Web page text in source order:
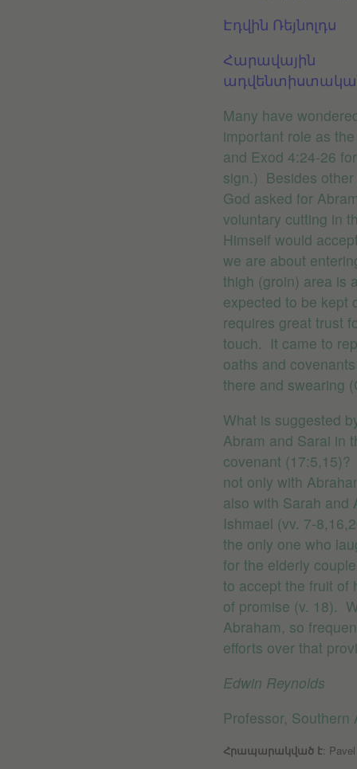
Էդվին Ռեյնոլդս
Հարավային
Many have
important role as
and Exod 4:24-26
sign.) Besides
God asked for
voluntary cutting in
Himself would
we are about
thigh (groin) area is
expected to be kept
requires great trust
touch. It came to
oaths and
there and swearing
What is suggested
Abram and Sarai in
covenant
not only with
also with Sarah and
Ishmael (vv. 7-
the only one who
for the elderly
to accept the fruit of
of promise (v. 18).
Abraham, so
efforts over that
Edwin Reynolds
Professor,
Հրապարակված է: